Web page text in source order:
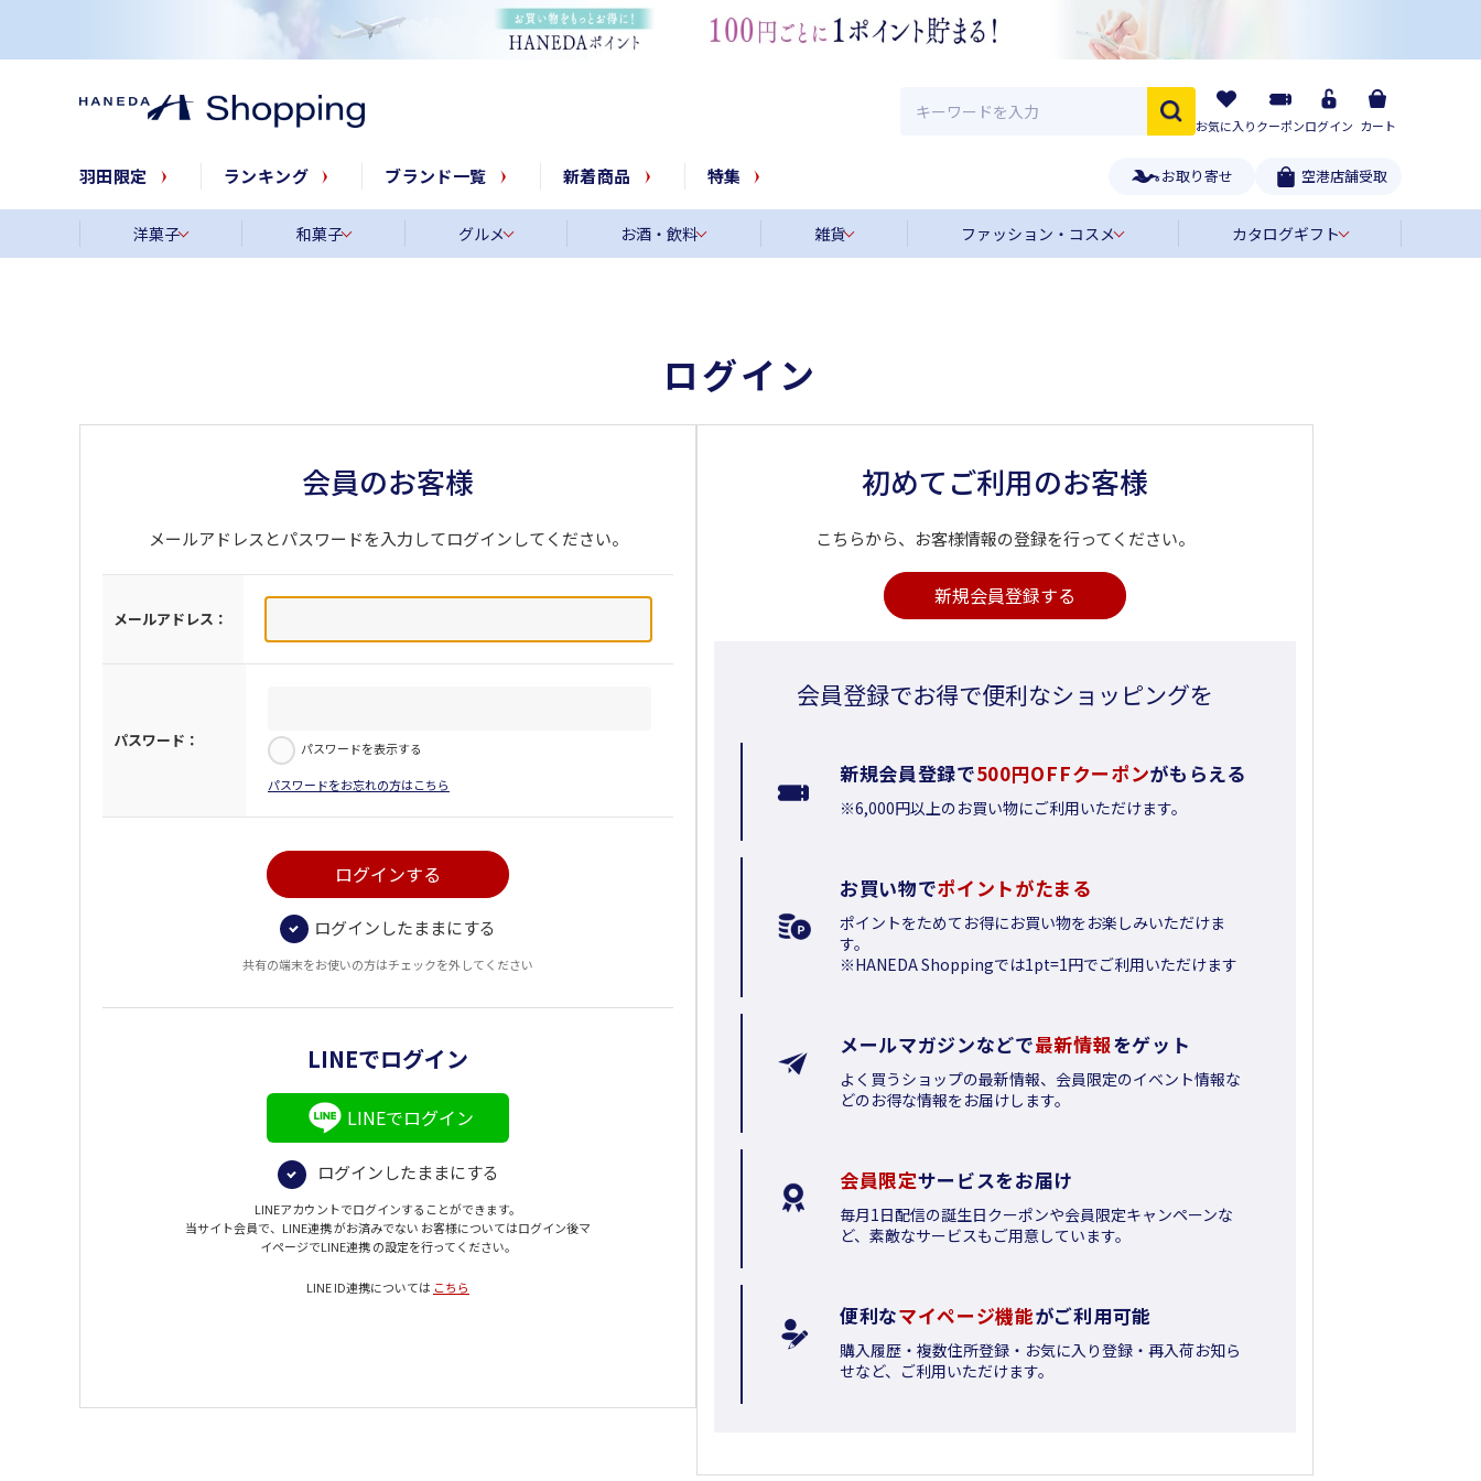
お気に入りクーポンログイン カート
羽田限定 ランキング ブランド一覧 新着商品 特集 お取り寄せ 空港店舗受取
洋菓子 和菓子 グルメ お酒・飲料 雑貨 ファッション・コスメ カタログギフト
ログイン
会員のお客様
メールアドレスとパスワードを入力してログインしてください。
メールアドレス：
パスワード： パスワードを表示する
パスワードをお忘れの方はこちら
ログインしたままにする
共有の端末をお使いの方はチェックを外してください
LINEでログイン
LINEでログイン
ログインしたままにする
LINEアカウントでログインすることができます。
当サイト会員で、LINE連携 がお済みでない お客様についてはログイン後マ
イページでLINE連携 の設定を行ってください。
LINE ID連携については こちら
初めてご利用のお客様
こちらから、お客様情報の登録を行ってください。
新規会員登録する
会員登録でお得で便利なショッピングを
新規会員登録で500円OFFクーポンがもらえる
※6,000円以上のお買い物にご利用いただけます。
お買い物でポイントがたまる
ポイントをためてお得にお買い物をお楽しみいただけま
す。
※HANEDA Shoppingでは1pt=1円でご利用いただけます
メールマガジンなどで最新情報をゲット
よく買うショップの最新情報、会員限定のイベント情報な
どのお得な情報をお届けします。
会員限定サービスをお届け
毎月1日配信の誕生日クーポンや会員限定キャンペーンな
ど、素敵なサービスもご用意しています。
便利なマイページ機能がご利用可能
購入履歴・複数住所登録・お気に入り登録・再入荷お知ら
せなど、ご利用いただけます。